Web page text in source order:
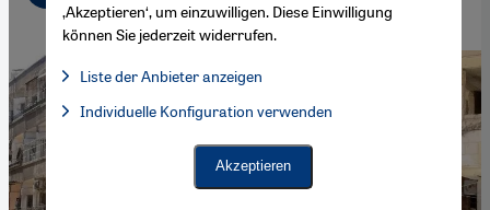
‚Akzeptieren‘, um einzuwilligen. Diese Einwilligung
können Sie jederzeit widerrufen.
Liste der Anbieter anzeigen
Facebook Embed / Facebook Connect, Google Maps Embed,
Facebook Embed / Facebook Connect
Individuelle Konfiguration verwenden
Akzeptieren